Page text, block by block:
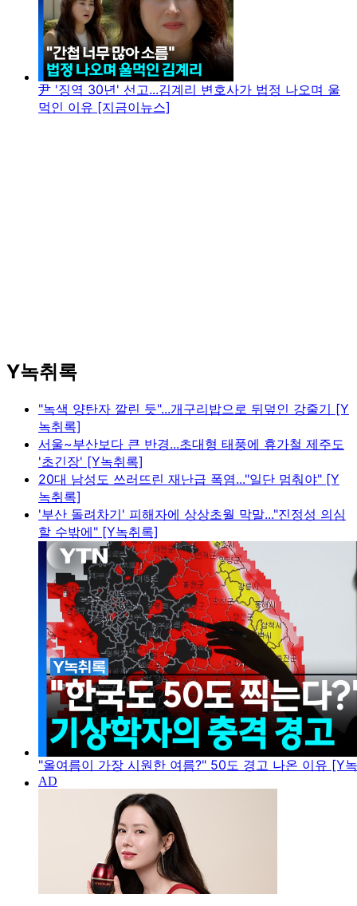
尹 '징역 30년' 선고...김계리 변호사가 법정 나오며 울
먹인 이유 [지금이뉴스]
Y녹취록
"녹색 양탄자 깔린 듯"...개구리밥으로 뒤덮인 강줄기 [Y
녹취록]
서울~부산보다 큰 반경...초대형 태풍에 휴가철 제주도
'초긴장' [Y녹취록]
20대 남성도 쓰러뜨린 재난급 폭염..."일단 멈춰야" [Y
녹취록]
'부산 돌려차기' 피해자에 상상초월 막말..."진정성 의심
할 수밖에" [Y녹취록]
"올여름이 가장 시원한 여름?" 50도 경고 나온 이유 [Y